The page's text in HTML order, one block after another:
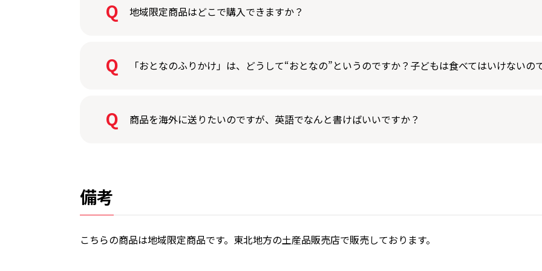
地域限定商品はどこで購入できますか？
「おとなのふりかけ」は、どうして“おとなの”というのですか？子どもは食べてはいけないの
商品を海外に送りたいのですが、英語でなんと書けばいいですか？
備考
こちらの商品は地域限定商品です。東北地方の土産品販売店で販売しております。